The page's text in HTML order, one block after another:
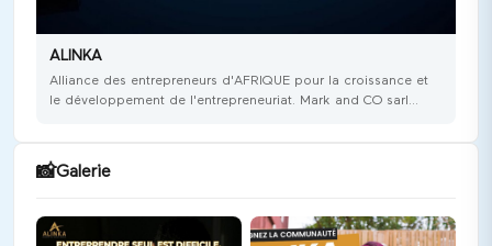
ALINKA
Alliance des entrepreneurs d'AFRIQUE pour la croissance et
le développement de l'entrepreneuriat. Mark and CO sarl
📸Galerie